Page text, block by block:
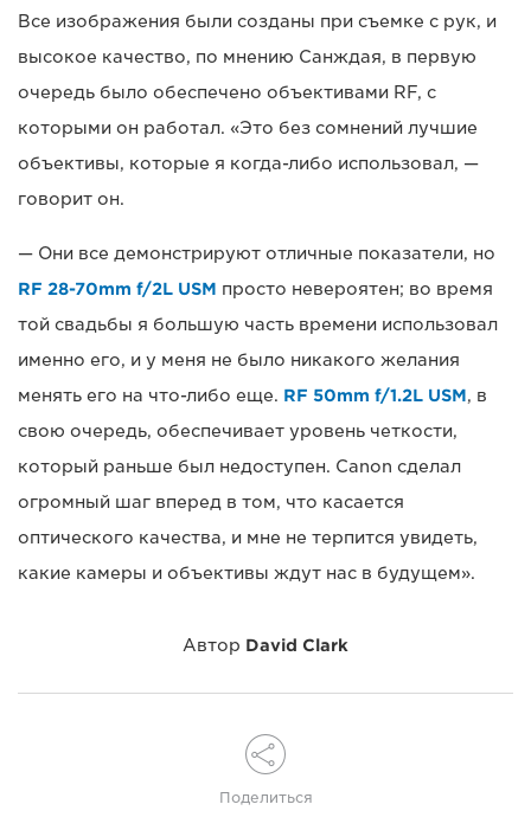
Все изображения были созданы при съемке с рук, и
высокое качество, по мнению Санждая, в первую
очередь было обеспечено объективами RF, с
которыми он работал. «Это без сомнений лучшие
объективы, которые я когда-либо использовал, —
говорит он.
— Они все демонстрируют отличные показатели, но
RF 28-70mm f/2L USM просто невероятен; во время
той свадьбы я большую часть времени использовал
именно его, и у меня не было никакого желания
менять его на что-либо еще. RF 50mm f/1.2L USM, в
свою очередь, обеспечивает уровень четкости,
который раньше был недоступен. Canon сделал
огромный шаг вперед в том, что касается
оптического качества, и мне не терпится увидеть,
какие камеры и объективы ждут нас в будущем».
Автор David Clark
Поделиться